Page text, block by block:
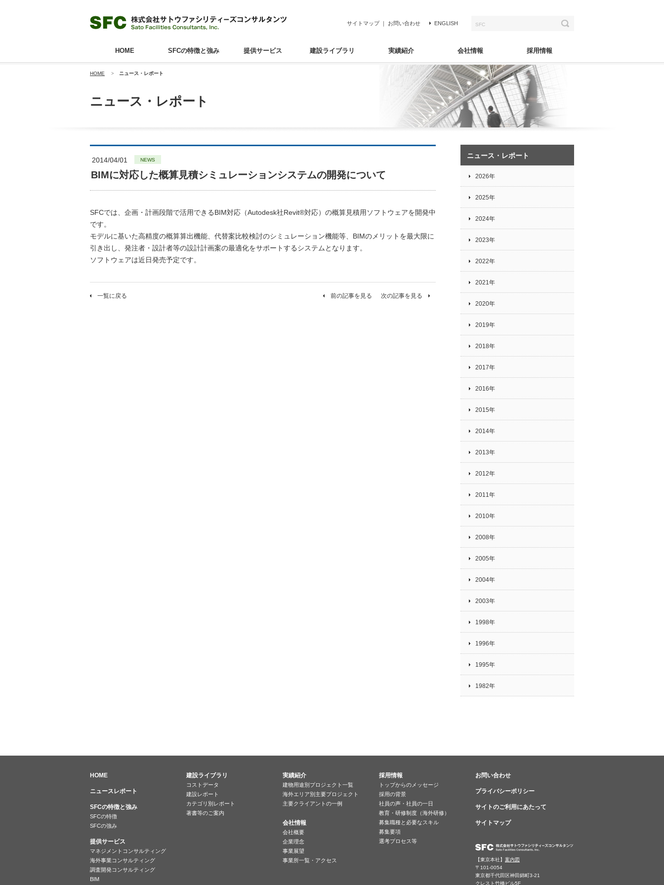
サイトマップ｜ お問い合わせ ENGLISH
HOME SFCの特徴と強み 提供サービス 建設ライブラリ 実績紹介 会社情報 採用情報
HOME > ニュース・レポート
ニュース・レポート
2014/04/01 NEWS
BIMに対応した概算見積シミュレーションシステムの開発について
SFCでは、企画・計画段階で活用できるBIM対応（Autodesk社Revit®対応）の概算見積用ソフトウェアを開発中
です。
モデルに基いた高精度の概算算出機能、代替案比較検討のシミュレーション機能等、BIMのメリットを最大限に
引き出し、発注者・設計者等の設計計画案の最適化をサポートするシステムとなります。
ソフトウェアは近日発売予定です。
一覧に戻る 前の記事を見る 次の記事を見る
ニュース・レポート
2026年
2025年
2024年
2023年
2022年
2021年
2020年
2019年
2018年
2017年
2016年
2015年
2014年
2013年
2012年
2011年
2010年
2008年
2005年
2004年
2003年
1998年
1996年
1995年
1982年
HOME
ニュースレポート
SFCの特徴と強み
SFCの特徴
SFCの強み
提供サービス
マネジメントコンサルティング
海外事業コンサルティング
調査開発コンサルティング
BIM
建設ライブラリ
コストデータ
建設レポート
カテゴリ別レポート
著書等のご案内
実績紹介
建物用途別プロジェクト一覧
海外エリア別主要プロジェクト
主要クライアントの一例
会社情報
会社概要
企業理念
事業展望
事業所一覧・アクセス
採用情報
トップからのメッセージ
採用の背景
社員の声・社員の一日
教育・研修制度（海外研修）
募集職種と必要なスキル
募集要項
選考プロセス等
お問い合わせ
プライバシーポリシー
サイトのご利用にあたって
サイトマップ
【東京本社】 案内図
〒101-0054
東京都千代田区神田錦町3-21
クレスト竹橋ビル5F